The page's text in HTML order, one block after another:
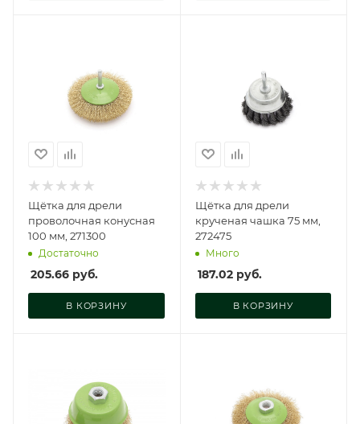
Щётка для дрели
проволочная конусная
100 мм, 271300
Достаточно
205.66 руб.
В КОРЗИНУ
Щётка для дрели
крученая чашка 75 мм,
272475
Много
187.02руб.
В КОРЗИНУ